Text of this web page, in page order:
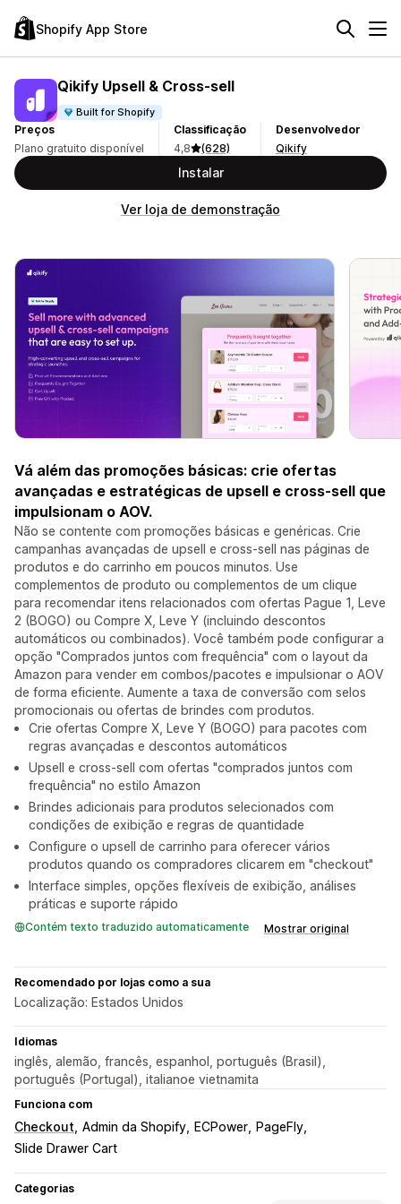
Shopify App Store
Qikify Upsell & Cross‑sell
Built for Shopify
Preços
Plano gratuito disponível
Classificação
4,8
(628)
Desenvolvedor
Qikify
Instalar
Ver loja de demonstração
Vá além das promoções básicas: crie ofertas
avançadas e estratégicas de upsell e cross-sell que
impulsionam o AOV.
Não se contente com promoções básicas e genéricas. Crie
campanhas avançadas de upsell e cross-sell nas páginas de
produtos e do carrinho em poucos minutos. Use
complementos de produto ou complementos de um clique
para recomendar itens relacionados com ofertas Pague 1, Leve
2 (BOGO) ou Compre X, Leve Y (incluindo descontos
automáticos ou combinados). Você também pode configurar a
opção "Comprados juntos com frequência" com o layout da
Amazon para vender em combos/pacotes e impulsionar o AOV
de forma eficiente. Aumente a taxa de conversão com selos
promocionais ou ofertas de brindes com produtos.
Crie ofertas Compre X, Leve Y (BOGO) para pacotes com
regras avançadas e descontos automáticos
Upsell e cross-sell com ofertas "comprados juntos com
frequência" no estilo Amazon
Brindes adicionais para produtos selecionados com
condições de exibição e regras de quantidade
Configure o upsell de carrinho para oferecer vários
produtos quando os compradores clicarem em "checkout"
Interface simples, opções flexíveis de exibição, análises
práticas e suporte rápido
Contém texto traduzido automaticamente Mostrar original
Recomendado por lojas como a sua
Localização: Estados Unidos
Idiomas
inglês, alemão, francês, espanhol, português (Brasil),
português (Portugal), italianoe vietnamita
Funciona com
Checkout Admin da Shopify ECPower
PageFly
Slide Drawer Cart
Categorias